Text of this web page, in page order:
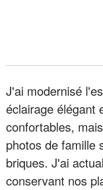
J'ai modernisé
éclairage élégant
confortables,
photos de famille
briques. J'ai
conservant nos